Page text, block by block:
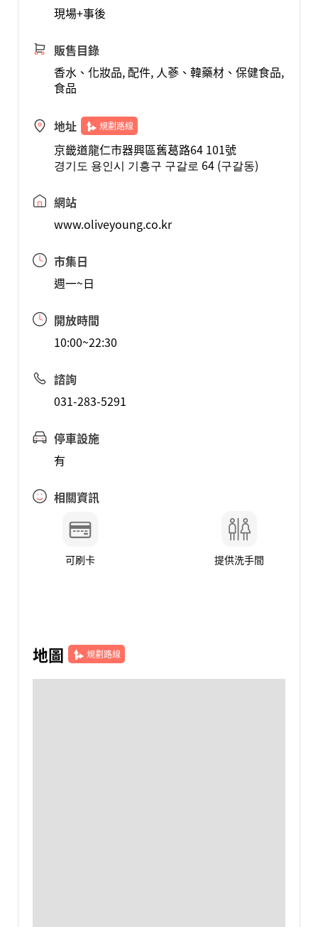
現場+事後
販售目錄
香水、化妝品, 配件, 人蔘、韓藥材、保健食品,
食品
地址 規劃路線
京畿道龍仁市器興區舊葛路64 101號
경기도 용인시 기흥구 구갈로 64 (구갈동)
網站
www.oliveyoung.co.kr
市集日
週一~日
開放時間
10:00~22:30
諮詢
031-283-5291
停車設施
有
相關資訊
可刷卡 提供洗手間
地圖 規劃路線